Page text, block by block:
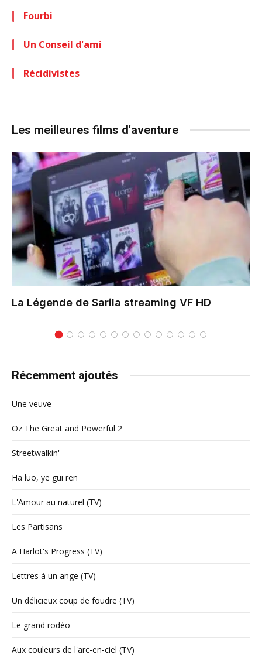
Fourbi
Un Conseil d'ami
Récidivistes
Les meilleures films d'aventure
La Légende de Sarila streaming VF HD
Récemment ajoutés
Une veuve
Oz The Great and Powerful 2
Streetwalkin'
Ha luo, ye gui ren
L'Amour au naturel (TV)
Les Partisans
A Harlot's Progress (TV)
Lettres à un ange (TV)
Un délicieux coup de foudre (TV)
Le grand rodéo
Aux couleurs de l'arc-en-ciel (TV)